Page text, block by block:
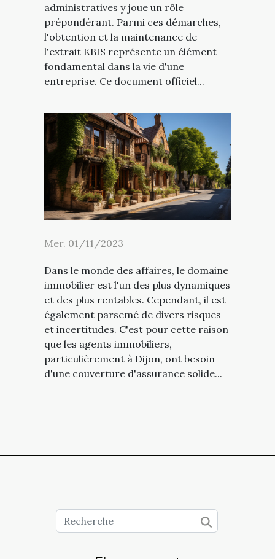
administratives y joue un rôle
prépondérant. Parmi ces démarches,
l'obtention et la maintenance de
l'extrait KBIS représente un élément
fondamental dans la vie d'une
entreprise. Ce document officiel...
Mer. 01/11/2023
Dans le monde des affaires, le domaine
immobilier est l'un des plus dynamiques
et des plus rentables. Cependant, il est
également parsemé de divers risques
et incertitudes. C'est pour cette raison
que les agents immobiliers,
particulièrement à Dijon, ont besoin
d'une couverture d'assurance solide...